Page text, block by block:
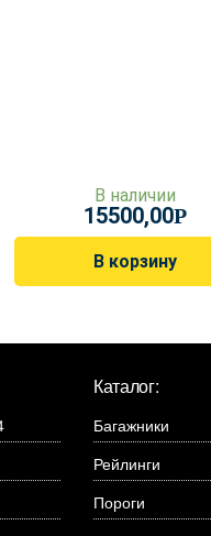
В наличии
15500,00Р
В корзину
Каталог:
Багажники
Рейлинги
Пороги